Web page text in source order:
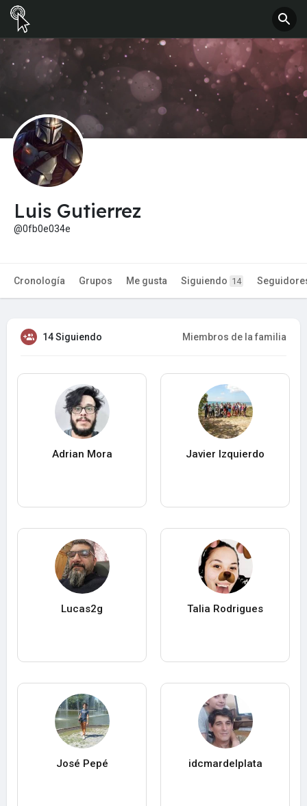
Luis Gutierrez
@0fb0e034e
Cronología Grupos Me gusta Siguiendo 14
14 Siguiendo Miembros de la familia
Adrian Mora Javier Izquierdo
Lucas2g Talia Rodrigues
José Pepé idcmardelplata